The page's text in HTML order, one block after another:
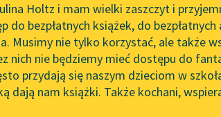
redakcyjne
Wolne Lektury na 32.
Pol’and’Rock Festivalu
„Kochanek Lady
do słuchania na Wolnych
Lekturach
Nowy audiobook –
Holtz i mam wielki zaszczyt i
do bezpłatnych książek, do
Musimy nie tylko korzystać, ale także
nich nie będziemy mieć dostępu do
przydają się naszym dzieciom w
dają nam książki. Także kochani,
Emilio Salgari✖ Epika✖